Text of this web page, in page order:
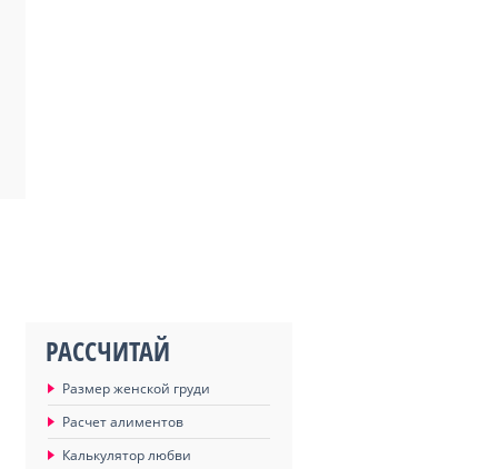
РАССЧИТАЙ
Размер женской груди
Расчет алиментов
Калькулятор любви